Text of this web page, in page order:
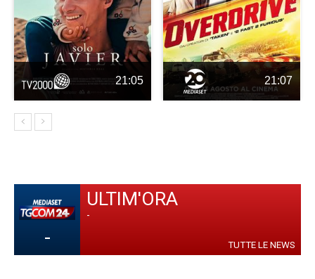
21:05 21:07
-
ULTIM'ORA
-
TUTTE LE NEWS